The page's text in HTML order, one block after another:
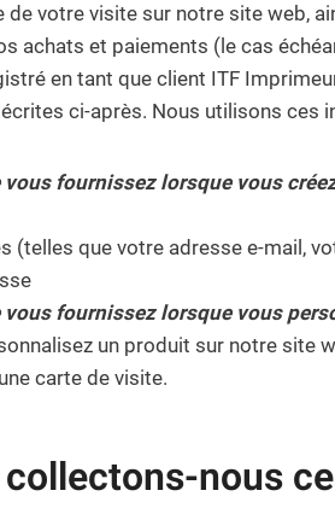
de votre visite sur notre site web,
achats et paiements (le cas
en tant que client ITF
ci-après. Nous utilisons ces
fournissez lorsque vous
(telles que votre adresse e-mail,
fournissez lorsque vous
un produit sur notre site
carte de visite.
nous